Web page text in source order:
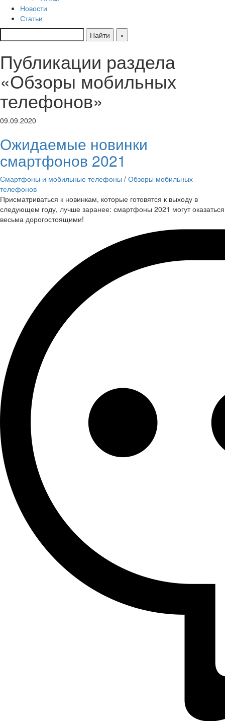
Новости
Статьи
Найти
×
Публикации раздела
«Обзоры мобильных
телефонов»
09.09.2020
Ожидаемые новинки
смартфонов 2021
Смартфоны и мобильные телефоны / Обзоры мобильных
телефонов
Присматриваться к новинкам, которые готовятся к выходу в
следующем году, лучше заранее: смартфоны 2021 могут оказаться
весьма дорогостоящими!